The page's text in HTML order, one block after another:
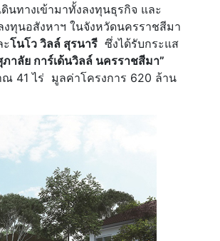
นทางเข้ามาทั้งลงทุนธุรกิจ และ
งทุนอสังหาฯ ในจังหวัดนครราชสีมา
ะโนโว วิลล์ สุรนารี ซึ่งได้รับกระแส
ภาลัย การ์เด้นวิลล์ นครราชสีมา”
41 ไร่ มูลค่าโครงการ 620 ล้าน